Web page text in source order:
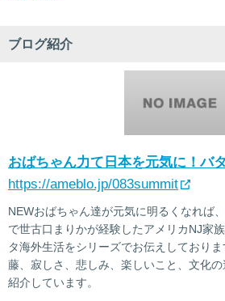
ブログ紹介
おばちゃん力て日本を元気に！バ
https://ameblo.jp/083summit
NEWおばちゃん達が元気に明るくなれば
で世古口まりかが経験したアメリカNJ家
タ海外生活をシリーズでお伝えしており
藤、寂しさ、悲しみ、楽しいこと、文化
紹介しています。